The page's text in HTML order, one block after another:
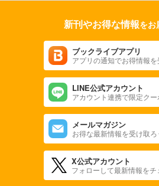
新刊やお得な情報をお
ブックライブアプリ
アプリの通知でお得情報を
LINE公式アカウント
アカウント連携で限定クー
メールマガジン
お得な最新情報を受け取ろ
X公式アカウント
フォローして最新情報をチ